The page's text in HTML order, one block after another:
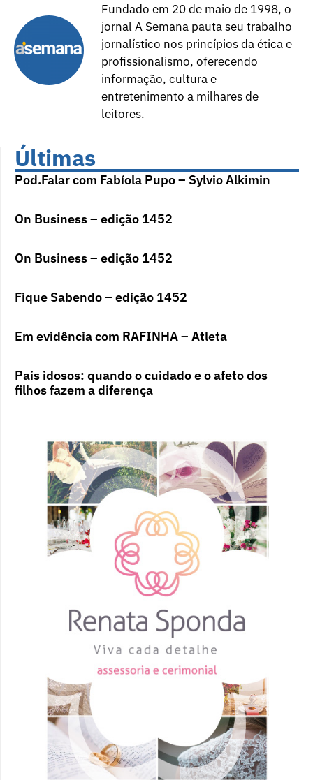
Fundado em 20 de maio de 1998, o
jornal A Semana pauta seu trabalho
jornalístico nos princípios da ética e
profissionalismo, oferecendo
informação, cultura e
entretenimento a milhares de
leitores.
Últimas
Pod.Falar com Fabíola Pupo – Sylvio Alkimin
On Business – edição 1452
On Business – edição 1452
Fique Sabendo – edição 1452
Em evidência com RAFINHA – Atleta
Pais idosos: quando o cuidado e o afeto dos
filhos fazem a diferença